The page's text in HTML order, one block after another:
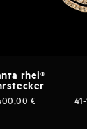
rhei®
€